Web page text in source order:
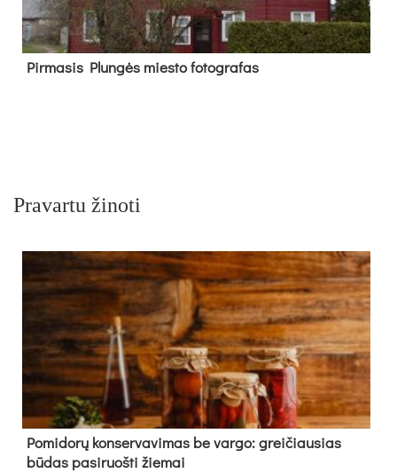
Pir­ma­sis Plun­gės mies­to fo­tog­ra­fas
Pravartu žinoti
Pomidorų konservavimas be vargo: greičiausias
būdas pasiruošti žiemai